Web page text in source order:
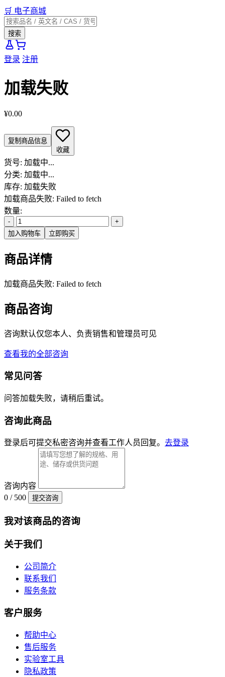
🛒 电子商城
搜索
登录 注册
加载失败
¥0.00
复制商品信息
收藏
货号: 加载中...
分类: 加载中...
库存: 加载失败
加载商品失败: Failed to fetch
数量:
-
+
加入购物车
立即购买
商品详情
加载商品失败: Failed to fetch
商品咨询
咨询默认仅您本人、负责销售和管理员可见
查看我的全部咨询
常见问答
问答加载失败，请稍后重试。
咨询此商品
登录后可提交私密咨询并查看工作人员回复。 去登录
咨询内容
0 / 500
提交咨询
我对该商品的咨询
关于我们
公司简介
联系我们
服务条款
客户服务
帮助中心
售后服务
实验室工具
隐私政策